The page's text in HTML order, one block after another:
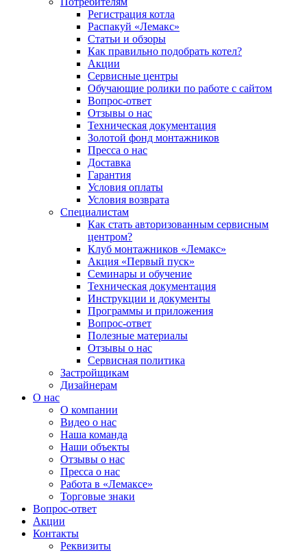
Регистрация котла
Распакуй «Лемакс»
Статьи и обзоры
Как правильно подобрать котел?
Акции
Сервисные центры
Обучающие ролики по работе с сайтом
Вопрос-ответ
Отзывы о нас
Техническая документация
Золотой фонд монтажников
Пресса о нас
Доставка
Гарантия
Условия оплаты
Условия возврата
Специалистам
Как стать авторизованным сервисным
центром?
Клуб монтажников «Лемакс»
Акция «Первый пуск»
Семинары и обучение
Техническая документация
Инструкции и документы
Программы и приложения
Вопрос-ответ
Полезные материалы
Отзывы о нас
Сервисная политика
Застройщикам
Дизайнерам
О нас
О компании
Видео о нас
Наша команда
Наши объекты
Отзывы о нас
Пресса о нас
Работа в «Лемаксе»
Торговые знаки
Вопрос-ответ
Акции
Контакты
Реквизиты